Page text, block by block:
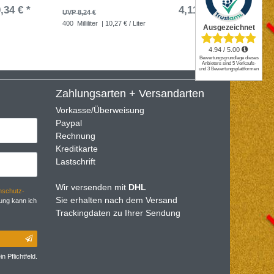
€ * UVP 8,24 € 4,11 € *
400 Milliliter | 10,27 € / Liter
UVP
kann ich
Pflichtfeld.
Zahlungsarten + Versandarten
Vorkasse/Überweisung
Paypal
Rechnung
Kreditkarte
Lastschrift
Wir versenden mit DHL
Sie erhalten nach dem Versand
Trackingdaten zu Ihrer Sendung